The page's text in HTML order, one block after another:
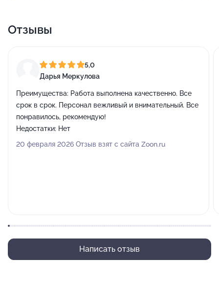
Отзывы
5,0
Дарья Меркулова
Преимущества: Работа выполнена качественно. Все
срок в срок. Персонал вежливый и внимательный. Все
понравилось, рекомендую!
Недостатки: Нет
20 февраля 2026 Отзыв взят с сайта Zoon.ru
Написать отзыв